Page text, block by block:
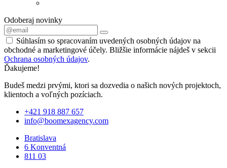
Odoberaj novinky
Súhlasím so spracovaním uvedených osobných údajov na
obchodné a marketingové účely. Bližšie informácie nájdeš v sekcii
Ochrana osobných údajov.
Ďakujeme!
Budeš medzi prvými, ktori sa dozvedia o našich nových projektoch,
klientoch a voľných pozíciach.
+421 918 887 657
info@boomexagency.com
Bratislava
6 Konventná
811 03